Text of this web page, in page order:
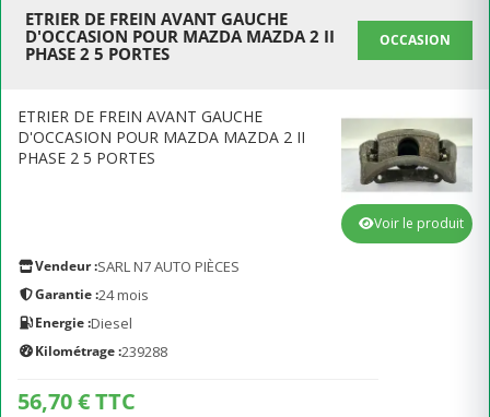
ETRIER DE FREIN AVANT GAUCHE
D'OCCASION POUR MAZDA MAZDA 2 II
PHASE 2 5 PORTES
OCCASION
ETRIER DE FREIN AVANT GAUCHE
D'OCCASION POUR MAZDA MAZDA 2 II
PHASE 2 5 PORTES
Vendeur :SARL N7 AUTO PIÈCES
Garantie :24 mois
Energie :Diesel
Kilométrage :239288
56,70 € TTC
Voir le produit